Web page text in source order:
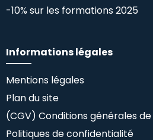
-10% sur les formations 2025
Informations légales
Mentions légales
Plan du site
(CGV) Conditions générales
Politiques de confidentialité